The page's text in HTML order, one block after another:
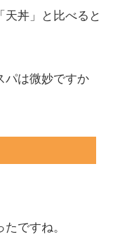
天丼」と比べると
パは微妙ですか
ですね。